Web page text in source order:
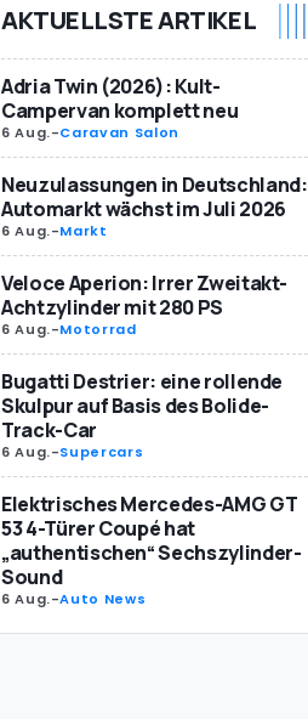
AKTUELLSTE ARTIKEL
Adria Twin (2026): Kult-
Campervan komplett neu
6 Aug.-Caravan Salon
Neuzulassungen in Deutschland:
Automarkt wächst im Juli 2026
6 Aug.-Markt
Veloce Aperion: Irrer Zweitakt-
Achtzylinder mit 280 PS
6 Aug.-Motorrad
Bugatti Destrier: eine rollende
Skulpur auf Basis des Bolide-
Track-Car
6 Aug.-Supercars
Elektrisches Mercedes-AMG GT
53 4-Türer Coupé hat
„authentischen“ Sechszylinder-
Sound
6 Aug.-Auto News